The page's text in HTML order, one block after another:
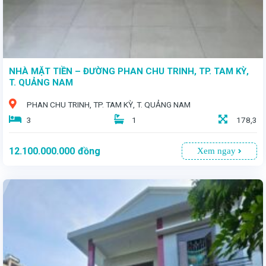
NHÀ MẶT TIỀN – ĐƯỜNG PHAN CHU TRINH, TP. TAM KỲ,
T. QUẢNG NAM
PHAN CHU TRINH, TP. TAM KỲ, T. QUẢNG NAM
3
1 178,3
12.100.000.000 đồng Xem ngay